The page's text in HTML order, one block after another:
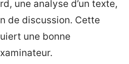
une analyse d’un texte,
de discussion. Cette
une bonne